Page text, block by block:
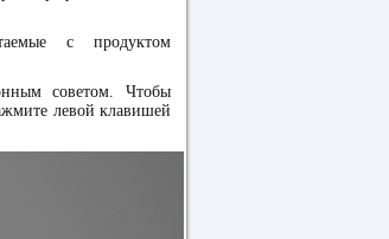
с продуктом
советом. Чтобы
левой клавишей